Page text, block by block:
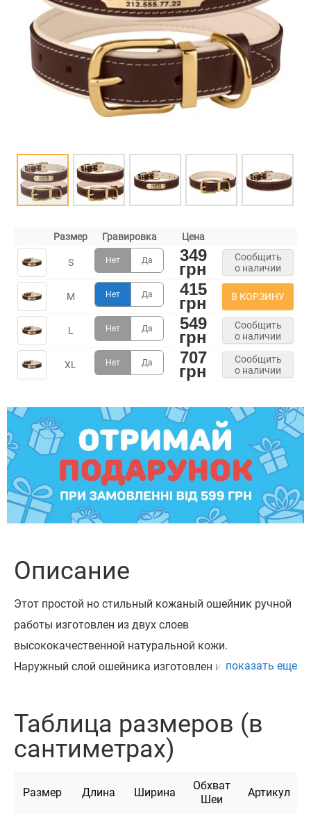
Размер Гравировка Цена
S Нет Да 349
грн
Сообщить
о наличии
M Нет Да 415
грн В КОРЗИНУ
L Нет Да 549
грн
Сообщить
о наличии
XL Нет Да 707
грн
Сообщить
о наличии
Описание
Этот простой но стильный кожаный ошейник ручной
работы изготовлен из двух слоев
высококачественной натуральной кожи.
Наружный слой ошейника изготовлен из более
ошейник подбит слоем более мягкой и тонкой
цветной кожи. Он смотрится очень красиво и
Мы можем закрепить на ошейнике адресник из
показать еще
Таблица размеров (в
сантиметрах)
Размер Длина Ширина
Обхват
Шеи
Артикул